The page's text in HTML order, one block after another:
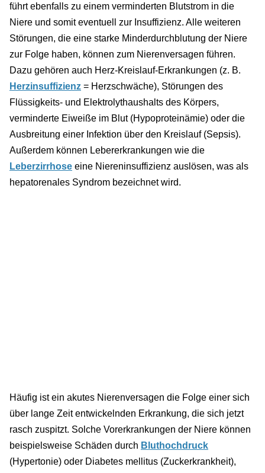
führt ebenfalls zu einem verminderten Blutstrom in die
Niere und somit eventuell zur Insuffizienz. Alle weiteren
Störungen, die eine starke Minderdurchblutung der Niere
zur Folge haben, können zum Nierenversagen führen.
Dazu gehören auch Herz-Kreislauf-Erkrankungen (z. B.
Herzinsuffizienz = Herzschwäche), Störungen des
Flüssigkeits- und Elektrolythaushalts des Körpers,
verminderte Eiweiße im Blut (Hypoproteinämie) oder die
Ausbreitung einer Infektion über den Kreislauf (Sepsis).
Außerdem können Lebererkrankungen wie die
Leberzirrhose eine Niereninsuffizienz auslösen, was als
hepatorenales Syndrom bezeichnet wird.
Häufig ist ein akutes Nierenversagen die Folge einer sich
über lange Zeit entwickelnden Erkrankung, die sich jetzt
rasch zuspitzt. Solche Vorerkrankungen der Niere können
beispielsweise Schäden durch Bluthochdruck
(Hypertonie) oder Diabetes mellitus (Zuckerkrankheit),